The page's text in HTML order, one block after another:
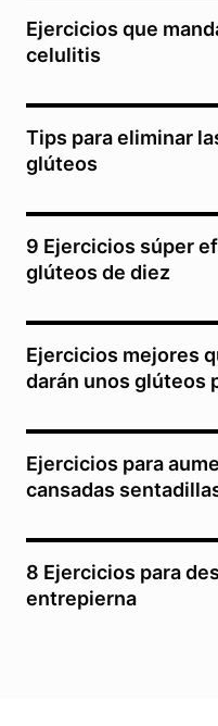
Ejercicios que
celulitis
Tips para eliminar
glúteos
9 Ejercicios súper
glúteos de diez
Ejercicios mejores
darán unos glúteos
Ejercicios para
cansadas
8 Ejercicios para
entrepierna